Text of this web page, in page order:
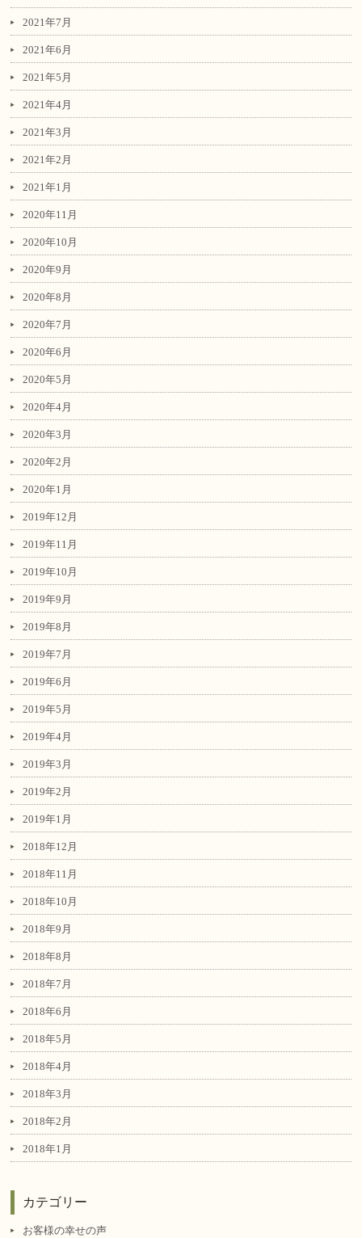
2021年7月
2021年6月
2021年5月
2021年4月
2021年3月
2021年2月
2021年1月
2020年11月
2020年10月
2020年9月
2020年8月
2020年7月
2020年6月
2020年5月
2020年4月
2020年3月
2020年2月
2020年1月
2019年12月
2019年11月
2019年10月
2019年9月
2019年8月
2019年7月
2019年6月
2019年5月
2019年4月
2019年3月
2019年2月
2019年1月
2018年12月
2018年11月
2018年10月
2018年9月
2018年8月
2018年7月
2018年6月
2018年5月
2018年4月
2018年3月
2018年2月
2018年1月
カテゴリー
お客様の幸せの声